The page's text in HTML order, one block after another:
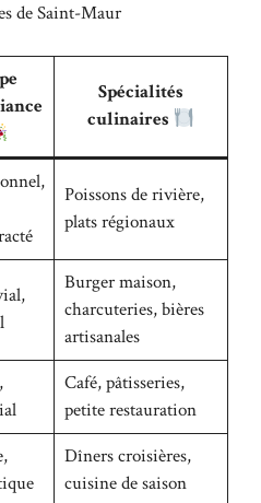
de Saint-Maur
Spécialités
culinaires
Poissons de rivière,
plats régionaux
Burger maison,
charcuteries, bières
artisanales
Café, pâtisseries,
petite restauration
Dîners croisières,
cuisine de saison